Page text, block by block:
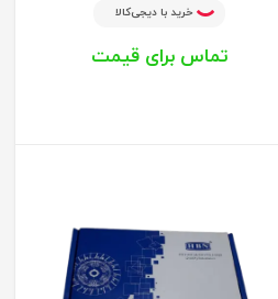
خرید با دیجی‌کالا
تماس برای قیمت